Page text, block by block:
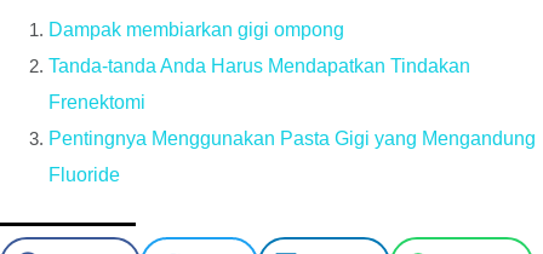
Dampak membiarkan gigi ompong
Tanda-tanda Anda Harus Mendapatkan Tindakan
Frenektomi
Pentingnya Menggunakan Pasta Gigi yang Mengandung
Fluoride